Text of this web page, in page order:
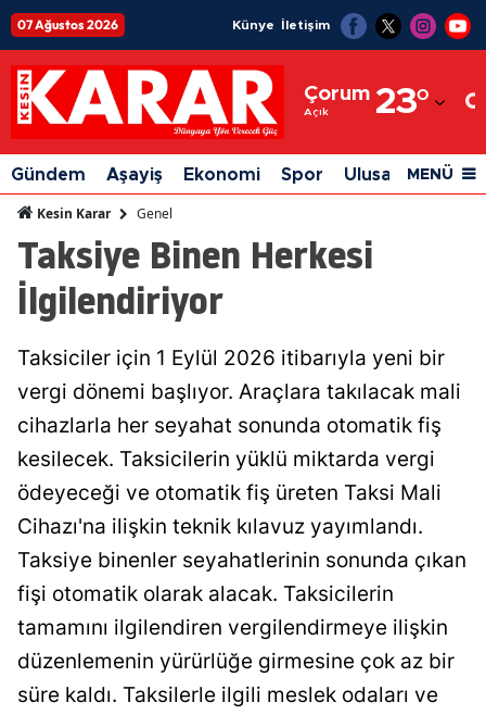
07 Ağustos 2026 Künye İletişim
Çorum
Açık 23°
Adıyaman
Afyonkarahisar
Ağrı
Amasya
Artvin
Aydın
Balıkesir
Bingöl
Bitlis
Burdur
Gündem Aşayiş Ekonomi Spor Ulusal Siyaset
MENÜ
Kesin Karar Genel
Taksiye Binen Herkesi
İlgilendiriyor
Taksiciler için 1 Eylül 2026 itibarıyla yeni bir
vergi dönemi başlıyor. Araçlara takılacak mali
cihazlarla her seyahat sonunda otomatik fiş
kesilecek. Taksicilerin yüklü miktarda vergi
ödeyeceği ve otomatik fiş üreten Taksi Mali
Cihazı'na ilişkin teknik kılavuz yayımlandı.
Taksiye binenler seyahatlerinin sonunda çıkan
fişi otomatik olarak alacak. Taksicilerin
tamamını ilgilendiren vergilendirmeye ilişkin
düzenlemenin yürürlüğe girmesine çok az bir
süre kaldı. Taksilerle ilgili meslek odaları ve